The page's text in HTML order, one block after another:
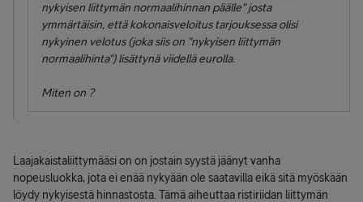
nykyisen liittymän normaalihinnan päälle" josta
ymmärtäisin, että kokonaisveloitus tarjouksessa olisi
nykyinen velotus (joka siis on "nykyisen liittymän
normaalihinta") lisättynä viidellä eurolla.
Miten on ?
Laajakaistaliittymääsi on on jostain syystä jäänyt vanha
nopeusluokka, jota ei enää nykyään ole saatavilla eikä sitä myöskään
löydy nykyisestä hinnastosta. Tämä aiheuttaa ristiriidan liittymän